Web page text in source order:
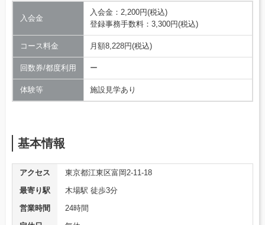
入会金
入会金：2,200円(税込)
登録事務手数料：3,300円(税込)
コース料金 月額8,228円(税込)
回数券/都度利用 ー
体験等 施設見学あり
基本情報
アクセス
東京都江東区富岡2-11-18
最寄り駅
木場駅 徒歩3分
営業時間
24時間